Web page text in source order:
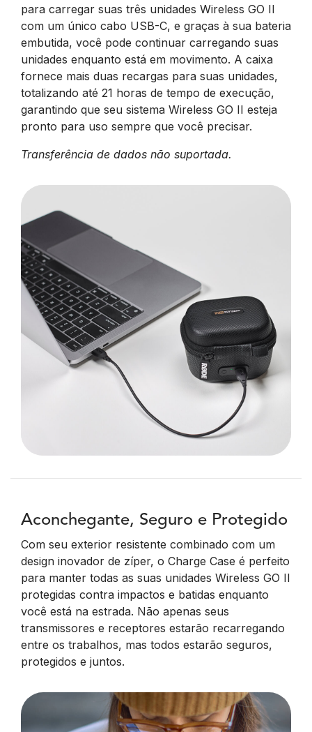
para carregar suas três unidades Wireless GO II
com um único cabo USB-C, e graças à sua bateria
embutida, você pode continuar carregando suas
unidades enquanto está em movimento. A caixa
fornece mais duas recargas para suas unidades,
totalizando até 21 horas de tempo de execução,
garantindo que seu sistema Wireless GO II esteja
pronto para uso sempre que você precisar.
Transferência de dados não suportada.
Aconchegante, Seguro e Protegido
Com seu exterior resistente combinado com um
design inovador de zíper, o Charge Case é perfeito
para manter todas as suas unidades Wireless GO II
protegidas contra impactos e batidas enquanto
você está na estrada. Não apenas seus
transmissores e receptores estarão recarregando
entre os trabalhos, mas todos estarão seguros,
protegidos e juntos.